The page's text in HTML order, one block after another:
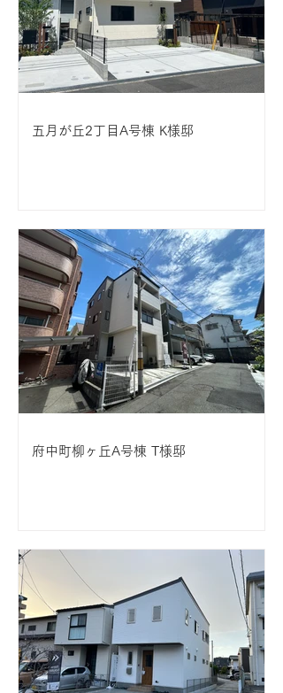
五月が丘2丁目A号棟 K様邸
府中町柳ヶ丘A号棟 T様邸